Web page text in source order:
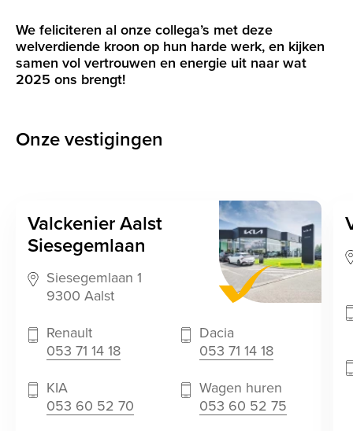
We feliciteren al onze collega’s met deze
welverdiende kroon op hun harde werk, en kijken
samen vol vertrouwen en energie uit naar wat
2025 ons brengt!
Onze vestigingen
Valckenier Aalst
Siesegemlaan
Siesegemlaan 1
9300 Aalst
Renault
053 71 14 18
Dacia
053 71 14 18
KIA
053 60 52 70
Wagen huren
053 60 52 75